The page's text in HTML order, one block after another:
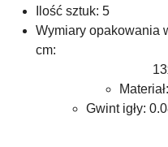
Ilość sztuk: 5
Wymiary opakowania
cm:
Materiał:
Gwint igły: